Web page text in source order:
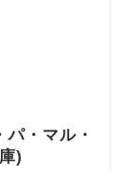
・マル・
)